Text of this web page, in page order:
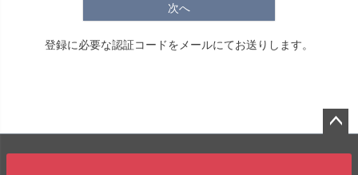
次へ
登録に必要な認証コードをメールにてお送りします。